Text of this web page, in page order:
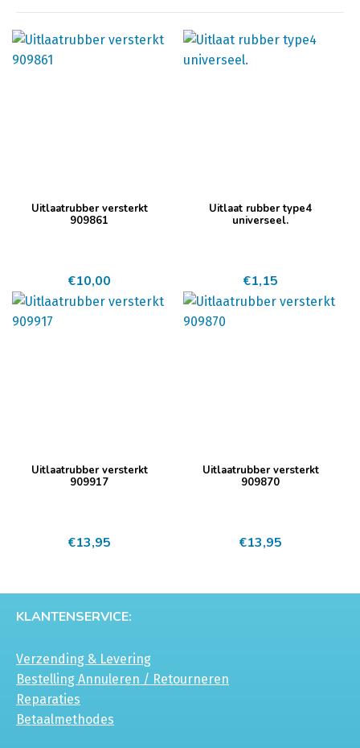
Uitlaatrubber versterkt
909861
€10,00
Uitlaat rubber type4
universeel.
€1,15
Uitlaatrubber versterkt
909917
€13,95
Uitlaatrubber versterkt
909870
€13,95
KLANTENSERVICE:
Verzending & Levering
Bestelling Annuleren / Retourneren
Reparaties
Betaalmethodes